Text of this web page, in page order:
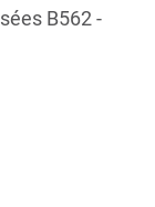
B562 -